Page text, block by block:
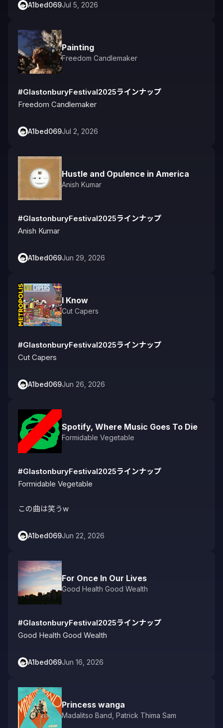
A1bed069Jul 5, 2026
Painting
Freedom Candlemaker
#GlastonburyFestival2025ラインナップ
Freedom Candlemaker
A1bed069Jul 2, 2026
Hustle and Opulence in America
Anish Kumar
#GlastonburyFestival2025ラインナップ
Anish Kumar
A1bed069Jun 29, 2026
I Know
Cut Capers
#GlastonburyFestival2025ラインナップ
Cut Capers
A1bed069Jun 26, 2026
Spotify, Where Music Goes To Die
Formidable Vegetable
#GlastonburyFestival2025ラインナップ
Formidable Vegetable
この曲は笑うw
A1bed069Jun 22, 2026
For Once In Our Lives
Good Health Good Wealth
#GlastonburyFestival2025ラインナップ
Good Health Good Wealth
A1bed069Jun 16, 2026
Princess wanga
Madalitso Band Patrick Thima Sam